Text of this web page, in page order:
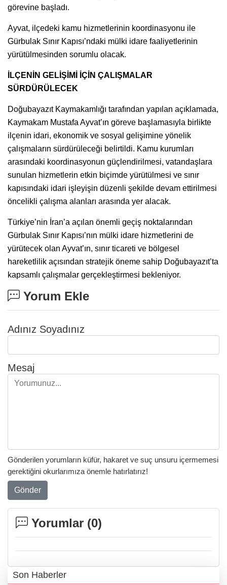
görevine başladı.
Ayvat, ilçedeki kamu hizmetlerinin koordinasyonu ile
Gürbulak Sınır Kapısı’ndaki mülki idare faaliyetlerinin
yürütülmesinden sorumlu olacak.
İLÇENİN GELİŞİMİ İÇİN ÇALIŞMALAR
SÜRDÜRÜLECEK
Doğubayazıt Kaymakamlığı tarafından yapılan açıklamada,
Kaymakam Mustafa Ayvat’ın göreve başlamasıyla birlikte
ilçenin idari, ekonomik ve sosyal gelişimine yönelik
çalışmaların sürdürüleceği belirtildi. Kamu kurumları
arasındaki koordinasyonun güçlendirilmesi, vatandaşlara
sunulan hizmetlerin etkin biçimde yürütülmesi ve sınır
kapısındaki idari işleyişin düzenli şekilde devam ettirilmesi
öncelikli çalışma alanları arasında yer alacak.
Türkiye’nin İran’a açılan önemli geçiş noktalarından
Gürbulak Sınır Kapısı’nın mülki idare hizmetlerini de
yürütecek olan Ayvat’ın, sınır ticareti ve bölgesel
hareketlilik açısından stratejik öneme sahip Doğubayazıt’ta
kapsamlı çalışmalar gerçekleştirmesi bekleniyor.
Yorum Ekle
Adınız Soyadınız
Mesaj
Gönderilen yorumların küfür, hakaret ve suç unsuru içermemesi
gerektiğini okurlarımıza önemle hatırlatırız!
Gönder
Yorumlar (0)
Son Haberler